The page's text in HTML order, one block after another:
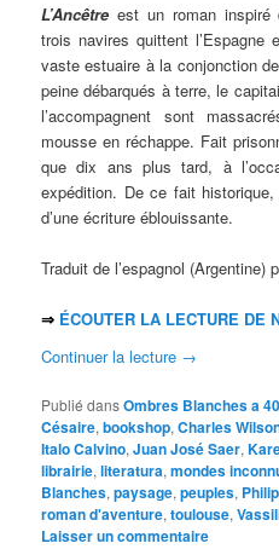
L’Ancêtre est un roman inspiré
trois navires quittent
vaste estuaire à la conjonction
peine débarqués à terre, le
l’accompagnent sont
mousse en réchappe. Fait
que dix ans plus tard, à
expédition. De ce fait historique,
d’une écriture éblouissante.
Traduit de l’espagnol (Argentine)
⇒ ÉCOUTER LA LECTURE DE
Continuer la lecture →
Publié dansOmbres Blanches a
Césaire,bookshop,Charles
Italo Calvino,Juan José Saer,
librairie,literatura,mondes
Blanches,paysage,peuples,
roman d'aventure,toulouse,
Laisser un commentaire